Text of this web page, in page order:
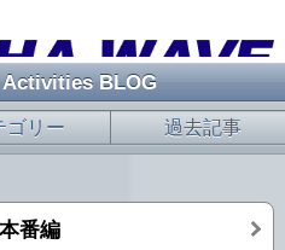
BLOG
ゴリー 過去記事
番編